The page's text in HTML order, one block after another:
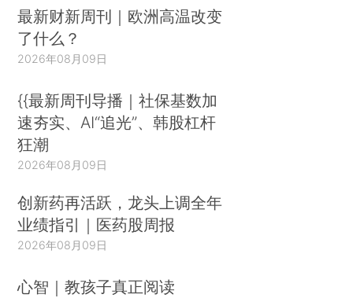
最新财新周刊｜欧洲高温改变
了什么？
2026年08月09日
{{最新周刊导播｜社保基数加
速夯实、AI“追光”、韩股杠杆
狂潮
2026年08月09日
创新药再活跃，龙头上调全年
业绩指引｜医药股周报
2026年08月09日
心智｜教孩子真正阅读